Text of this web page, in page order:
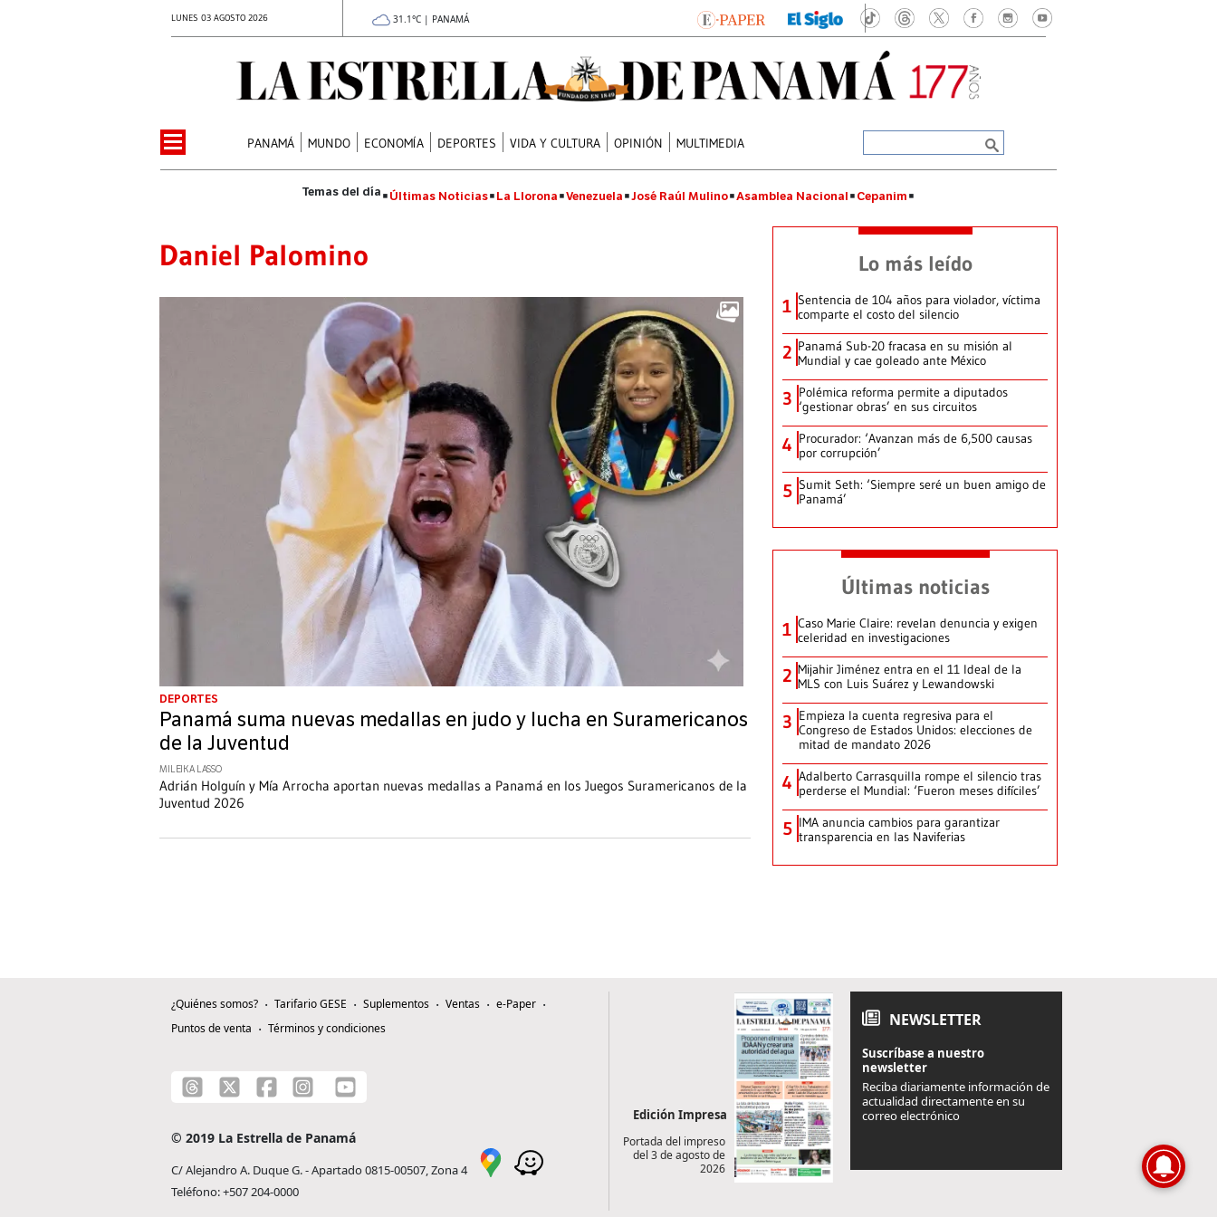
LUNES 03 AGOSTO 2026 31.1°C | PANAMÁ
PANAMÁ MUNDO ECONOMÍA DEPORTES VIDA Y CULTURA OPINIÓN MULTIMEDIA
Últimas Noticias La Llorona Venezuela José Raúl Mulino Asamblea Nacional Cepanim
Daniel Palomino
DEPORTES
Panamá suma nuevas medallas en judo y lucha en Suramericanos
de la Juventud
MILEIKA LASSO
Adrián Holguín y Mía Arrocha aportan nuevas medallas a Panamá en los Juegos Suramericanos de la
Juventud 2026
Lo más leído
1 Sentencia de 104 años para violador, víctima
comparte el costo del silencio
2 Panamá Sub-20 fracasa en su misión al
Mundial y cae goleado ante México
3 Polémica reforma permite a diputados
‘gestionar obras’ en sus circuitos
4 Procurador: ‘Avanzan más de 6,500 causas
por corrupción’
5 Sumit Seth: ‘Siempre seré un buen amigo de
Panamá’
Últimas noticias
1 Caso Marie Claire: revelan denuncia y exigen
celeridad en investigaciones
2 Mijahir Jiménez entra en el 11 Ideal de la
MLS con Luis Suárez y Lewandowski
3 Empieza la cuenta regresiva para el
Congreso de Estados Unidos: elecciones de
mitad de mandato 2026
4 Adalberto Carrasquilla rompe el silencio tras
perderse el Mundial: ‘Fueron meses difíciles’
5 IMA anuncia cambios para garantizar
transparencia en las Naviferias
¿Quiénes somos? Tarifario GESE Suplementos Ventas
e-Paper
Puntos de venta
Términos y condiciones
© 2019 La Estrella de Panamá
C/ Alejandro A. Duque G. - Apartado 0815-00507, Zona 4
Teléfono: +507 204-0000
Edición Impresa
Portada del impreso
del 3 de agosto de
2026
NEWSLETTER
Suscríbase a nuestro
newsletter
Reciba diariamente información de
actualidad directamente en su
correo electrónico